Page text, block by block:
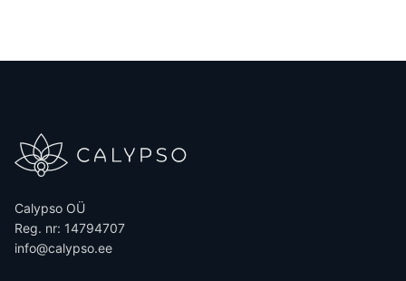
Calypso OÜ
Reg. nr: 14794707
info@calypso.ee